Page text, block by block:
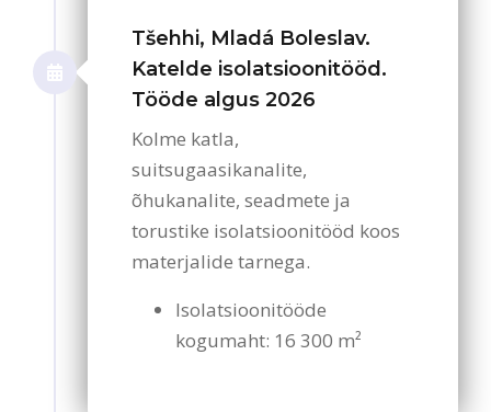
Tšehhi, Mladá Boleslav.
Katelde isolatsioonitööd.
Tööde algus 2026
Kolme katla,
suitsugaasikanalite,
õhukanalite, seadmete ja
torustike isolatsioonitööd koos
materjalide tarnega.
Isolatsioonitööde
kogumaht: 16 300 m²